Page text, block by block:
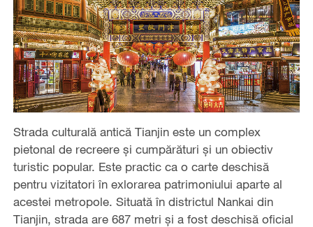
Strada culturală antică Tianjin este un complex
pietonal de recreere și cumpărături și un obiectiv
turistic popular. Este practic ca o carte deschisă
pentru vizitatori în exlorarea patrimoniului aparte al
acestei metropole. Situată în districtul Nankai din
Tianjin, strada are 687 metri și a fost deschisă oficial